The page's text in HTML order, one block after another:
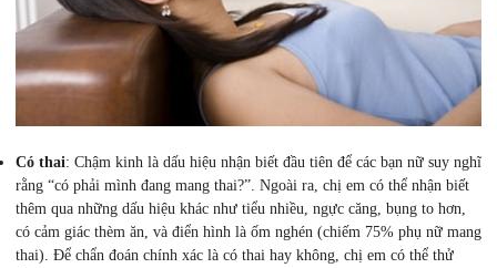
Có thai: Chậm kinh là dấu hiệu nhận biết đầu tiên để các bạn nữ suy nghĩ
rằng “có phải mình đang mang thai?”. Ngoài ra, chị em có thể nhận biết
thêm qua những dấu hiệu khác như tiểu nhiều, ngực căng, bụng to hơn,
có cảm giác thèm ăn, và điển hình là ốm nghén (chiếm 75% phụ nữ mang
thai). Để chẩn đoán chính xác là có thai hay không, chị em có thể thử